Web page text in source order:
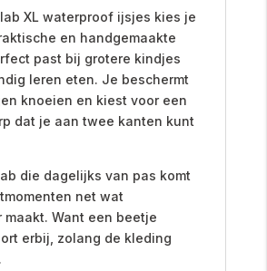
XL waterproof ijsjes kies je
en handgemaakte
past bij grotere kindjes
leren eten. Je beschermt
knoeien en kiest voor een
dat je aan twee kanten kunt
die dagelijks van pas komt
net wat
maakt. Want een beetje
erbij, zolang de kleding